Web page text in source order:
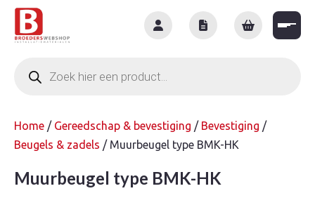
Skip
content
zoeken
Home / Gereedschap & bevestiging / Bevestiging /
Beugels & zadels / Muurbeugel type BMK-HK
Muurbeugel type BMK-HK